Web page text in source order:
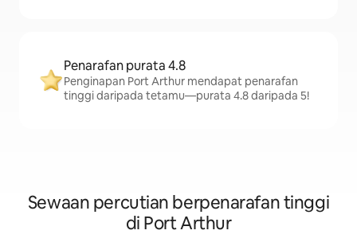
Penarafan purata 4.8
Penginapan Port Arthur mendapat penarafan
tinggi daripada tetamu—purata 4.8 daripada 5!
Sewaan percutian berpenarafan tinggi
di Port Arthur